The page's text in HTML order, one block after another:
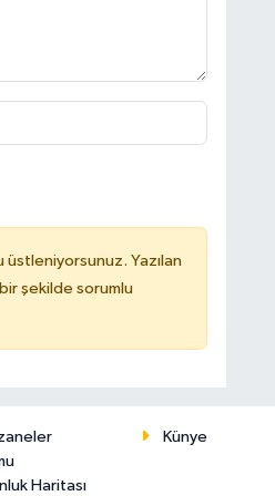
Yazılan
şekilde sorumlu
Haritası
Künye